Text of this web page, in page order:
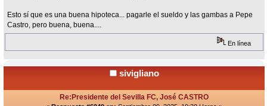
Esto sí que es una buena hipoteca... pagarle el sueldo y las gambas a Pepe
Castro, pero buena, buena....
En línea
sivigliano
Re:Presidente del Sevilla FC, José CASTRO